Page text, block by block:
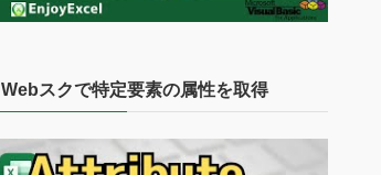
Webスクで特定要素の属性を取得